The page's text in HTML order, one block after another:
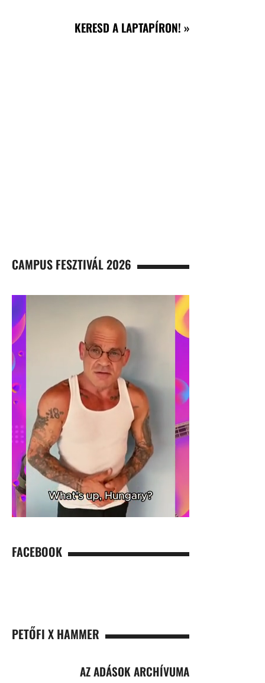
KERESD A LAPTAPÍRON! »
CAMPUS FESZTIVÁL 2026
FACEBOOK
PETŐFI X HAMMER
AZ ADÁSOK ARCHÍVUMA